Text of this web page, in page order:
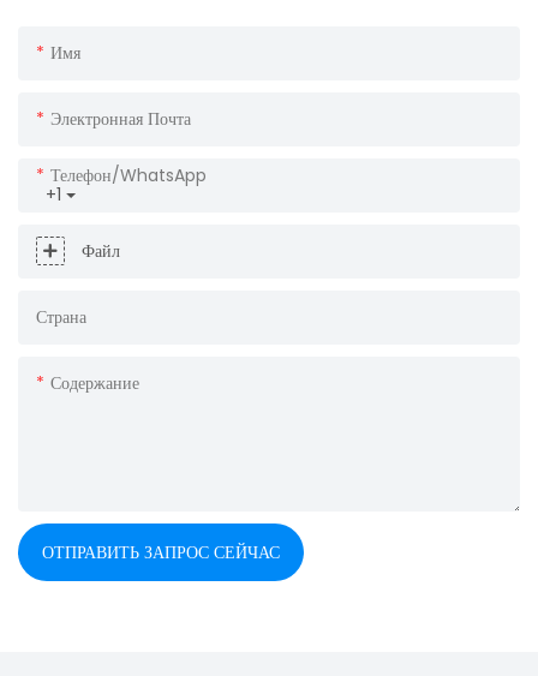
Имя
Электронная Почта
+1
Телефон/WhatsApp
Файл
Страна
Содержание
ОТПРАВИТЬ ЗАПРОС СЕЙЧАС